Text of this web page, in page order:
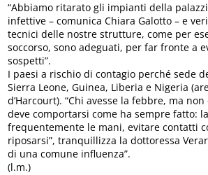
“Abbiamo ritarato gli impianti della
infettive – comunica Chiara Galotto – e
tecnici delle nostre strutture, come per
soccorso, sono adeguati, per far fronte a
sospetti”.
I paesi a rischio di contagio perché sede
Sierra Leone, Guinea, Liberia e Nigeria
d’Harcourt). “Chi avesse la febbre, ma
deve comportarsi come ha sempre fatto:
frequentemente le mani, evitare contatti
riposarsi”, tranquillizza la dottoressa
di una comune influenza”.
(l.m.)